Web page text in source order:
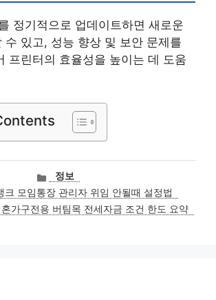
정기적으로 업데이트하면 새로운
수 있고, 성능 향상 및 보안 문제를
프린터의 효율성을 높이는 데 도움
카
테
고
리
정보
크 모임통장 관리자 위임 안될때 설정법
가구전용 버팀목 전세자금 조건 한도 요약